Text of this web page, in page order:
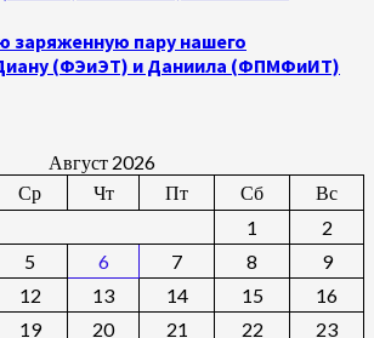
заряженную пару нашего
(ФЭиЭТ) и Даниила (ФПМФиИТ)
Август 2026
Ср Чт Пт Сб
Вс
1
2
5 6 7 8
9
12 13 14 15
16
19 20 21 22
23